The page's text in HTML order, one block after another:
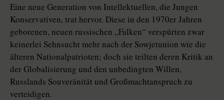
Eine neue Generation von Intellektuellen, die Jungen
Konservativen, trat hervor. Diese in den 1970er Jahren
geborenen, neuen russischen „Falken“ verspürten zwar
keinerlei Sehnsucht mehr nach der Sowjetunion wie die
älteren Nationalpatrioten; doch sie teilten deren Kritik an
der Globalisierung und den unbedingten Willen,
Russlands Souveränität und Großmachtanspruch zu
verteidigen.